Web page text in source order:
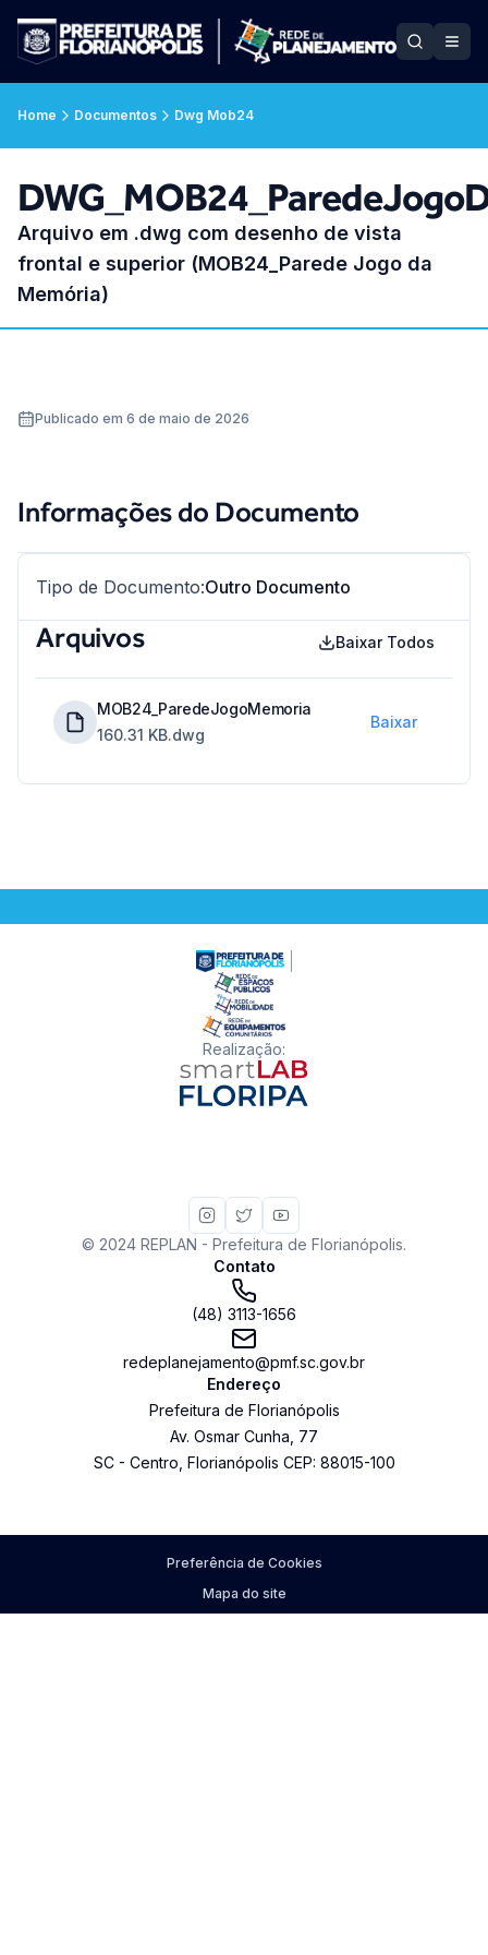
Home Documentos Dwg Mob24
Arquivo em .dwg com desenho de vista
frontal e superior (MOB24_Parede Jogo da
Memória)
Publicado em 6 de maio de 2026
Informações do Documento
Tipo de Documento:Outro Documento
Arquivos Baixar Todos
MOB24_ParedeJogoMemoria
160.31 KB.dwg
Baixar
Realização:
© 2024 REPLAN - Prefeitura de Florianópolis.
Contato
(48) 3113-1656
redeplanejamento@pmf.sc.gov.br
Endereço
Prefeitura de Florianópolis
Av. Osmar Cunha 77
SC- Centro Florianópolis CEP: 88015-100
Preferência de Cookies
Mapa do site